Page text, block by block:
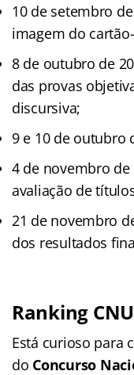
10 de setembro
imagem do
8 de outubro de
das provas
discursiva;
9 e 10 de outubro
4 de novembro
avaliação de
21 de novembro
dos resultados
Ranking CNU
Está curioso para
do Concurso